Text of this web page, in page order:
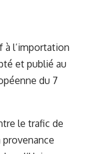
à l’importation
et publié au
du 7
le trafic de